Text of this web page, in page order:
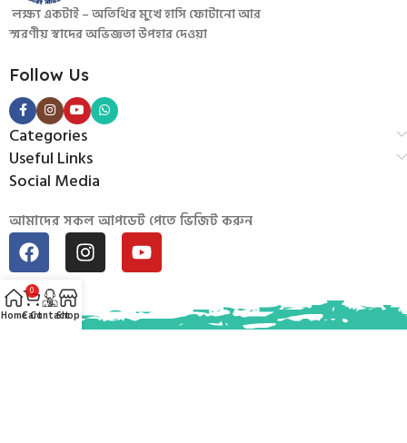
লক্ষ্য একটাই – অতিথির মুখে হাসি ফোটানো আর
স্মরণীয় স্বাদের অভিজ্ঞতা উপহার দেওয়া
Follow Us
Categories
Useful Links
Social Media
আমাদের সকল আপডেট পেতে ভিজিট করুন
Home
0
CartContact
Shop